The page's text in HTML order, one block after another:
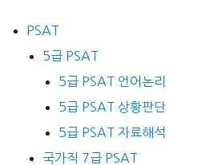
PSAT
5급 PSAT
5급 PSAT 언어논리
5급 PSAT 상황판단
5급 PSAT 자료해석
국가직 7급 PSAT